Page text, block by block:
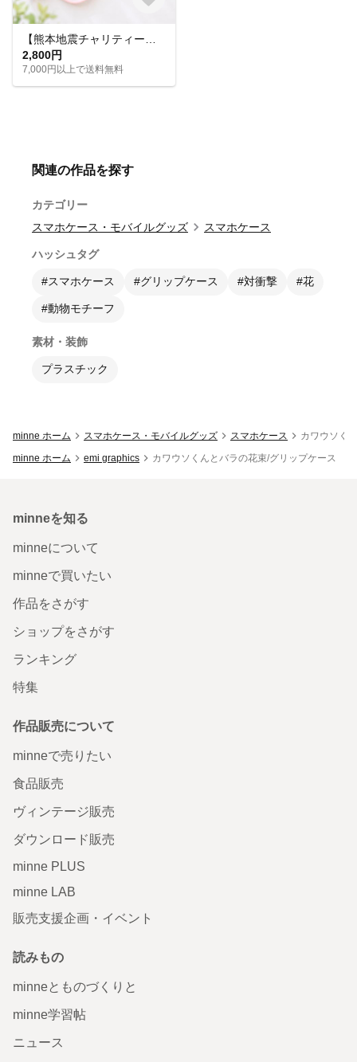
2,800円
7,000円以上で送料無料
関連の作品を探す
カテゴリー
スマホケース・モバイルグッズ
スマホケース
ハッシュタグ
#スマホケース #グリップケース #対衝撃 #花
#動物モチーフ
素材・装飾
プラスチック
minne ホーム スマホケース・モバイルグッズ スマホケース
カワウソく
minne ホーム
emi graphics カワウソくんとバラの花束/グリップケース
minneを知る
minneについて
minneで買いたい
作品をさがす
ショップをさがす
ランキング
特集
作品販売について
minneで売りたい
食品販売
ヴィンテージ販売
ダウンロード販売
minne PLUS
minne LAB
販売支援企画・イベント
読みもの
minneとものづくりと
minne学習帖
ニュース